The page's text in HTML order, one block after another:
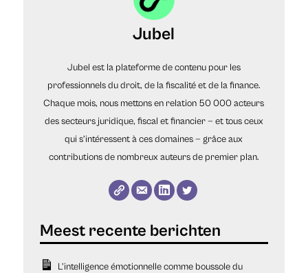
Jubel
Jubel est la plateforme de contenu pour les
professionnels du droit, de la fiscalité et de la finance.
Chaque mois, nous mettons en relation 50 000 acteurs
des secteurs juridique, fiscal et financier — et tous ceux
qui s’intéressent à ces domaines — grâce aux
contributions de nombreux auteurs de premier plan.
L’intelligence émotionnelle comme boussole du